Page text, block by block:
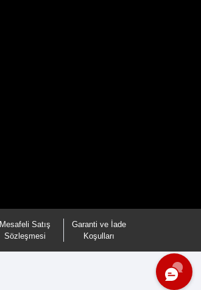
Mesafeli Satış
Sözleşmesi
Garanti ve İade
Koşulları